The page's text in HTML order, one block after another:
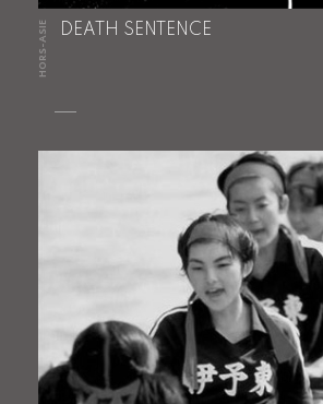
HORS-ASIE DEATH SENTENCE